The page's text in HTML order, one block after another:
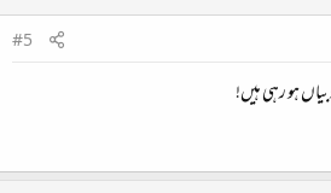
#5
ہو رہی ہیں!